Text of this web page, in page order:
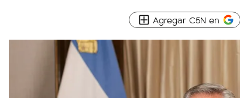
Agregar C5N en